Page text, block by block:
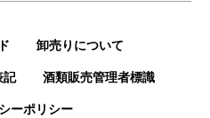
卸売りについて
記 酒類販売管理者標識
ーポリシー